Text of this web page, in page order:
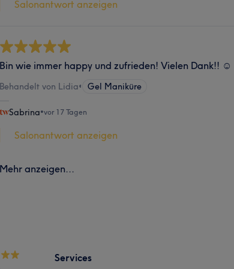
Salonantwort anzeigen
Bin wie immer happy und zufrieden! Vielen Dank!! ☺️
Behandelt von Lidia• Gel Maniküre
Sabrina•vor 17 Tagen
Salonantwort anzeigen
Mehr anzeigen...
Services